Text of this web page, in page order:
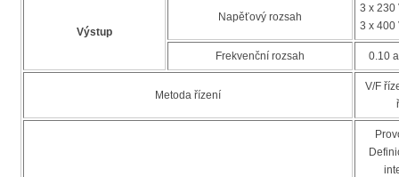
Výstup
Napěťový rozsah
3 x 230
3 x 400
Frekvenční rozsah 0.10
Metoda řízení
V/F